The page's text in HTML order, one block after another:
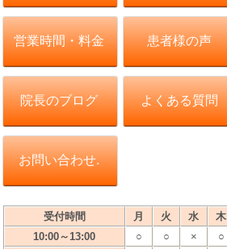
営業時間・料金 患者様の声
院長のブログ よくある質問
お問い合わせ.
受付時間 月 火 水 木
10:00～13:00
○ ○ × ○